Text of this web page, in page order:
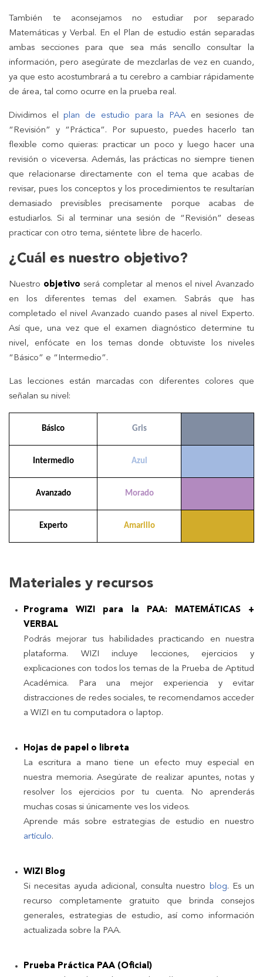
También te aconsejamos no estudiar por separado
Matemáticas y Verbal. En el Plan de estudio están separadas
ambas secciones para que sea más sencillo consultar la
información, pero asegúrate de mezclarlas de vez en cuando,
ya que esto acostumbrará a tu cerebro a cambiar rápidamente
de área, tal como ocurre en la prueba real.
Dividimos elplan de estudio para la PAA en sesiones de
“Revisión” y “Práctica”. Por supuesto, puedes hacerlo tan
flexible como quieras: practicar un poco y luego hacer una
revisión o viceversa. Además, las prácticas no siempre tienen
que relacionarse directamente con el tema que acabas de
revisar, pues los conceptos y los procedimientos te resultarían
demasiado previsibles precisamente porque acabas de
estudiarlos. Si al terminar una sesión de “Revisión” deseas
practicar con otro tema, siéntete libre de hacerlo.
¿Cuál es nuestro objetivo?
Nuestro objetivo será completar al menos el nivel Avanzado
en los diferentes temas del examen. Sabrás que has
completado el nivel Avanzado cuando pases al nivel Experto.
Así que, una vez que el examen diagnóstico determine tu
nivel, enfócate en los temas donde obtuviste los niveles
“Básico” e “Intermedio”.
Las lecciones están marcadas con diferentes colores que
señalan su nivel:
Básico Gris
Intermedio Azul
Avanzado Morado
Experto Amarillo
Materiales y recursos
Programa WIZI para la PAA: MATEMÁTICAS +
VERBAL
Podrás mejorar tus habilidades practicando en nuestra
plataforma. WIZI incluye lecciones, ejercicios y
explicaciones con todos los temas de la Prueba de Aptitud
Académica. Para una mejor experiencia y evitar
distracciones de redes sociales, te recomendamos acceder
a WIZI en tu computadora o laptop.
Hojas de papel o libreta
La escritura a mano tiene un efecto muy especial en
nuestra memoria. Asegúrate de realizar apuntes, notas y
resolver los ejercicios por tu cuenta. No aprenderás
muchas cosas si únicamente ves los videos.
Aprende más sobre estrategias de estudio en nuestro
artículo.
WIZI Blog
Si necesitas ayuda adicional, consulta nuestro
blog. Es un
recurso completamente gratuito que brinda consejos
generales, estrategias de estudio, así como información
actualizada sobre la PAA.
Prueba Práctica PAA (Oficial)